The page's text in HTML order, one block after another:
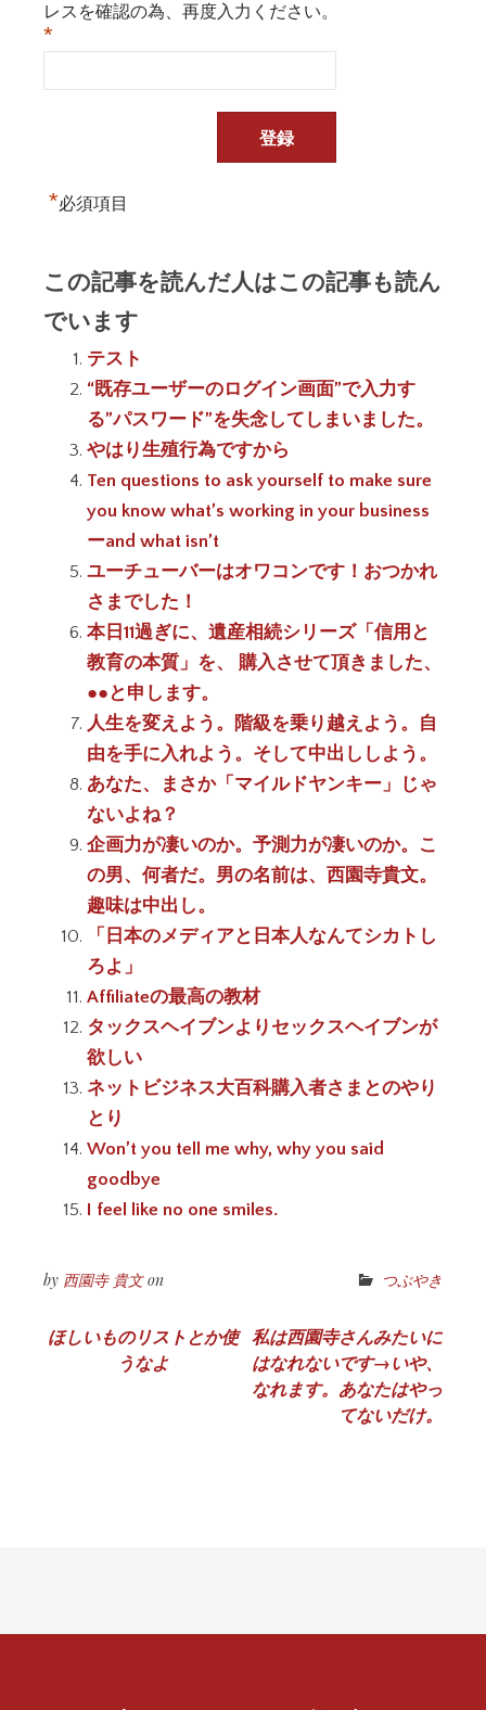
レスを確認の為、再度入力ください。
*
*必須項目
この記事を読んだ人はこの記事も読ん
でいます
テスト
“既存ユーザーのログイン画面”で入力す
る”パスワード”を失念してしまいました。
やはり生殖行為ですから
Ten questions to ask yourself to make sure
you know what’s working in your business
ーand what isn’t
ユーチューバーはオワコンです！おつかれ
さまでした！
本日11過ぎに、遺産相続シリーズ「信用と
教育の本質」を、 購入させて頂きました、
●●と申します。
人生を変えよう。階級を乗り越えよう。自
由を手に入れよう。そして中出ししよう。
あなた、まさか「マイルドヤンキー」じゃ
ないよね？
企画力が凄いのか。予測力が凄いのか。こ
の男、何者だ。男の名前は、西園寺貴文。
趣味は中出し。
「日本のメディアと日本人なんてシカトし
ろよ」
Affiliateの最高の教材
タックスヘイブンよりセックスヘイブンが
欲しい
ネットビジネス大百科購入者さまとのやり
とり
Won’t you tell me why, why you said
goodbye
I feel like no one smiles.
by 西園寺 貴文on つぶやき
投
ほしいものリストとか使
うなよ
私は西園寺さんみたいに
はなれないです→いや、
なれます。あなたはやっ
てないだけ。